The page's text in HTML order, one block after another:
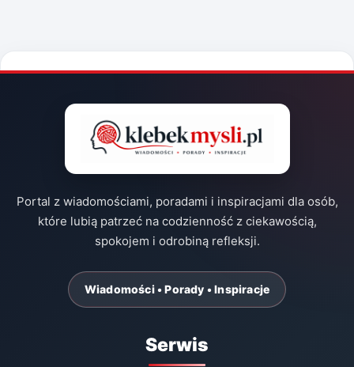
Portal z wiadomościami, poradami i inspiracjami dla osób,
które lubią patrzeć na codzienność z ciekawością,
spokojem i odrobiną refleksji.
Wiadomości • Porady • Inspiracje
Serwis